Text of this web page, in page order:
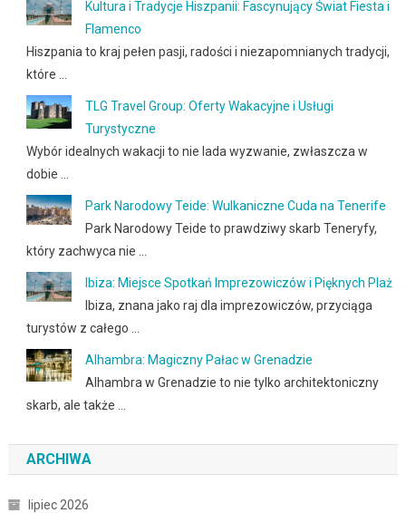
Kultura i Tradycje Hiszpanii: Fascynujący Świat Fiesta i
Flamenco
Hiszpania to kraj pełen pasji, radości i niezapomnianych tradycji,
które …
TLG Travel Group: Oferty Wakacyjne i Usługi
Turystyczne
Wybór idealnych wakacji to nie lada wyzwanie, zwłaszcza w
dobie …
Park Narodowy Teide: Wulkaniczne Cuda na Tenerife
Park Narodowy Teide to prawdziwy skarb Teneryfy,
który zachwyca nie …
Ibiza: Miejsce Spotkań Imprezowiczów i Pięknych Plaż
Ibiza, znana jako raj dla imprezowiczów, przyciąga
turystów z całego …
Alhambra: Magiczny Pałac w Grenadzie
Alhambra w Grenadzie to nie tylko architektoniczny
skarb, ale także …
ARCHIWA
lipiec 2026